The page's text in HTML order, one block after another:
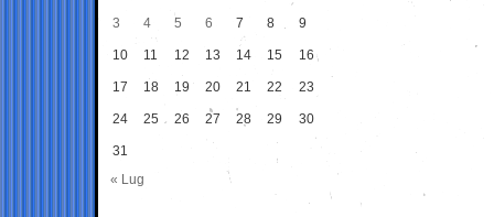
3 4 5 6 7 8 9
10 11 12 13 14 15 16
17 18 19 20 21 22 23
24 25 26 27 28 29 30
31
« Lug